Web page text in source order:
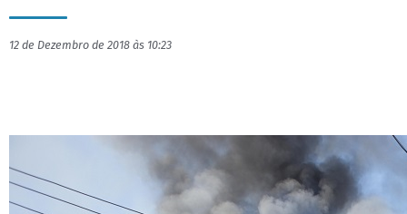
12 de Dezembro de 2018 às 10:23